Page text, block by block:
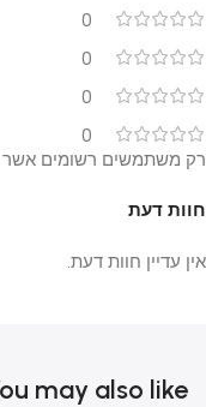
0
0
0
0
חוות דעת
אין עדיין חוות דעת.
רק משתמשים רשומים אשר
may also like